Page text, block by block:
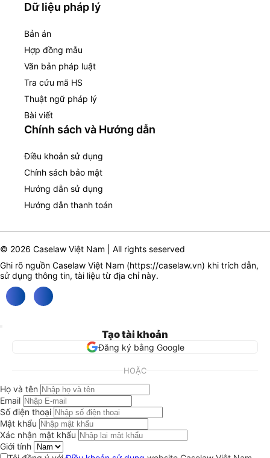
Dữ liệu pháp lý
Bản án
Hợp đồng mẫu
Văn bản pháp luật
Tra cứu mã HS
Thuật ngữ pháp lý
Bài viết
Chính sách và Hướng dẫn
Điều khoản sử dụng
Chính sách bảo mật
Hướng dẫn sử dụng
Hướng dẫn thanh toán
© 2026 Caselaw Việt Nam | All rights seserved
Ghi rõ nguồn Caselaw Việt Nam (https://caselaw.vn) khi trích dẫn,
sử dụng thông tin, tài liệu từ địa chỉ này.
Tạo tài khoản
Đăng ký bằng Google
HOẶC
Họ và tên
Email
Số điện thoại
Mật khẩu
Xác nhận mật khẩu
Giới tính